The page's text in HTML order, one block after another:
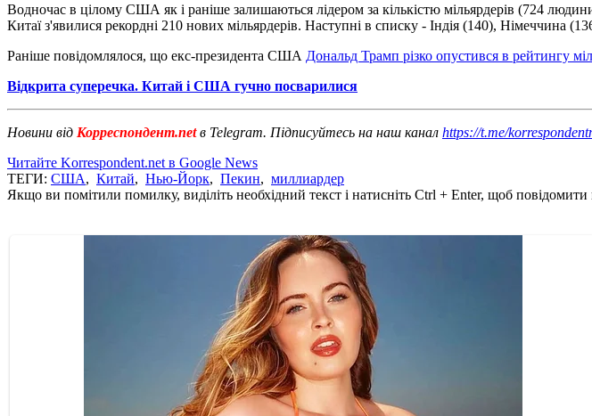
Водночас в цілому США як і раніше залишаються лідером за кількістю мільярдерів (724
Китаї з'явилися рекордні 210 нових мільярдерів. Наступні в списку - Індія (140), Німеччина
Раніше повідомлялося, що екс-президента США Дональд Трамп різко опустився в рейтингу
Відкрита суперечка. Китай і США гучно посварилися
Новини від Корреспондент.netв Telegram. Підписуйтесь на наш канал https://t.me/
Читайте Korrespondent.net в Google News
ТЕГИ: США, Китай, Нью-Йорк, Пекин, миллиардер
Якщо ви помітили помилку, виділіть необхідний текст і натисніть Ctrl + Enter, щоб